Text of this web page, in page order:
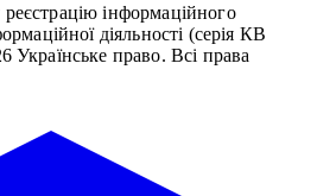
інформаційного
діяльності (серія КВ
Українське право. Всі права